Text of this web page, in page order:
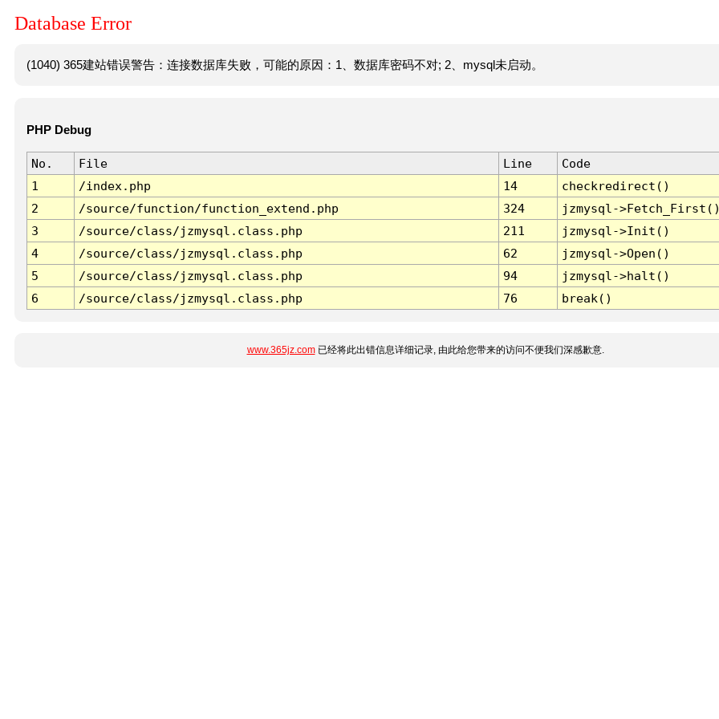
Database Error
(1040) 365建站错误警告：连接数据库失败，可能的原因：1、数据库密码不对; 2、mysql未启动。
PHP Debug
No. File Line
Code
1
/index.php 14
checkredirect()
2
/source/function/function_extend.php 324
jzmysql-
3
/source/class/jzmysql.class.php 211
jzmysql->Init()
4
/source/class/jzmysql.class.php 62
jzmysql->Open()
5
/source/class/jzmysql.class.php 94
jzmysql->halt()
6
/source/class/jzmysql.class.php 76 break()
www.365jz.com已经将此出错信息详细记录, 由此给您带来的访问不便我们深感歉意.